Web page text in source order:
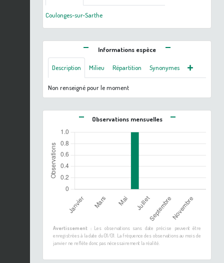
Coulonges-sur-Sarthe
Informations espèce
Description Milieu Répartition Synonymes
Non renseigné pour le moment
Observations mensuelles
Avertissement :Les observations sans date précise peuvent être
enregistrées à la date du 01/01. La fréquence des observations au mois de
janvier ne reflète donc pas nécessairement la réalité.